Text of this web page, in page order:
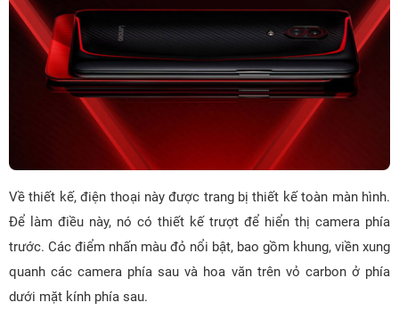
Về thiết kế, điện thoại này được trang bị thiết kế toàn màn hình.
Để làm điều này, nó có thiết kế trượt để hiển thị camera phía
trước. Các điểm nhấn màu đỏ nổi bật, bao gồm khung, viền xung
quanh các camera phía sau và hoa văn trên vỏ carbon ở phía
dưới mặt kính phía sau.